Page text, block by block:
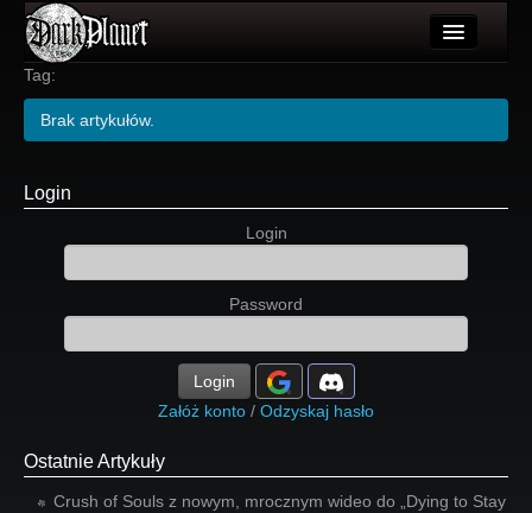
Użytkownicy
Galeria
Login
Tag:
Brak artykułów.
Login
Login
Password
Login
Załóż konto / Odzyskaj hasło
Ostatnie Artykuły
Crush of Souls z nowym, mrocznym wideo do „Dying to Stay